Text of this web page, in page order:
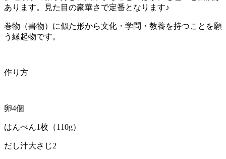
あります。見た目の豪華さで定番となります♪
巻物（書物）に似た形から文化・学問・教養を持つことを願
う縁起物です。
作り方
卵4個
はんぺん1枚（110g）
だし汁大さじ2